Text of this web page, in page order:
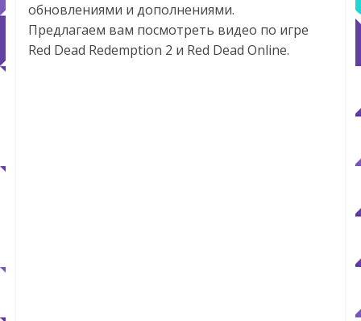
обновлениями и дополнениями.
Предлагаем вам посмотреть видео по игре
Red Dead Redemption 2 и Red Dead Online.